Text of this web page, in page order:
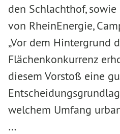
den Schlachthof,
von RheinEnergie,
„Vor dem Hintergrund
Flächenkonkurrenz
diesem Vorstoß eine
welchem Umfang
…